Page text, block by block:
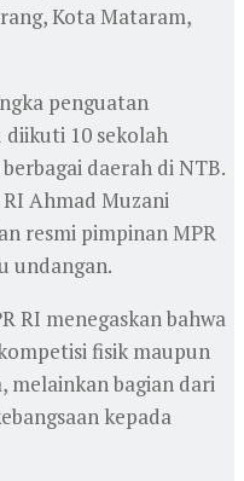
Kota Mataram,
penguatan
diikuti 10 sekolah
daerah di NTB.
Ahmad Muzani
resmi pimpinan MPR
undangan.
RI menegaskan bahwa
fisik maupun
melainkan bagian dari
kepada